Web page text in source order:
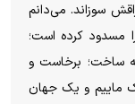
سوزاند. می‌دانم
مسدود کرده است؛
ساخت؛ برخاست و
ماییم و یک جهان